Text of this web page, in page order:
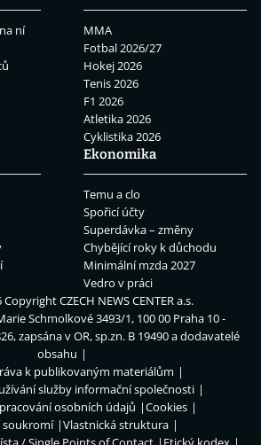
ní
MMA
Fotbal 2026/27
Hokej 2026
Tenis 2026
F1 2026
Atletika 2026
Cyklistika 2026
Ekonomika
Temu a clo
Spořicí účty
Superdávka – změny
Chybějící roky k důchodu
Minimální mzda 2027
Vedro v práci
CopyrightCZECH NEWS CENTER a.s.
Schmolkové 3493/1, 100 00 Praha 10 -
zapsána v OR, sp.zn. B 19490 a dodavatelé
obsahu
k publikovaným materiálům
služby informační společnosti
osobních údajů
Cookies
soukromí
Vlastnická struktura